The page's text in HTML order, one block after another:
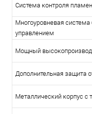
Система контроля
Многоуровневая
управлением
Мощный
Дополнительная защита
Металлический корпус